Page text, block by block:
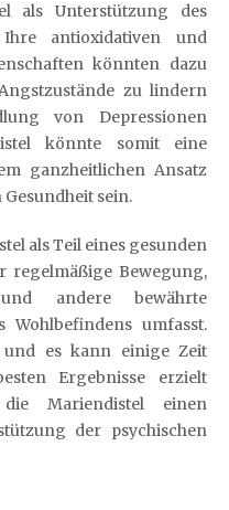
als Unterstützung des
Ihre antioxidativen und
könnten dazu
zu lindern
von Depressionen
könnte somit eine
ganzheitlichen Ansatz
sein.
als Teil eines gesunden
regelmäßige Bewegung,
andere bewährte
umfasst.
es kann einige Zeit
Ergebnisse erzielt
Mariendistel einen
der psychischen